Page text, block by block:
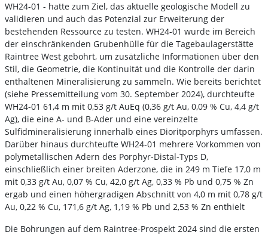
WH24-01 - hatte zum Ziel, das aktuelle geologische Modell zu
validieren und auch das Potenzial zur Erweiterung der
bestehenden Ressource zu testen. WH24-01 wurde im Bereich
der einschränkenden Grubenhülle für die Tagebaulagerstätte
Raintree West gebohrt, um zusätzliche Informationen über den
Stil, die Geometrie, die Kontinuität und die Kontrolle der darin
enthaltenen Mineralisierung zu sammeln. Wie bereits berichtet
(siehe Pressemitteilung vom 30. September 2024), durchteufte
WH24-01 61,4 m mit 0,53 g/t AuEq (0,36 g/t Au, 0,09 % Cu, 4,4 g/t
Ag), die eine A- und B-Ader und eine vereinzelte
Sulfidmineralisierung innerhalb eines Dioritporphyrs umfassen.
Darüber hinaus durchteufte WH24-01 mehrere Vorkommen von
polymetallischen Adern des Porphyr-Distal-Typs D,
einschließlich einer breiten Aderzone, die in 249 m Tiefe 17,0 m
mit 0,33 g/t Au, 0,07 % Cu, 42,0 g/t Ag, 0,33 % Pb und 0,75 % Zn
ergab und einen höhergradigen Abschnitt von 4,0 m mit 0,78 g/t
Au, 0,22 % Cu, 171,6 g/t Ag, 1,19 % Pb und 2,53 % Zn enthielt
Die Bohrungen auf dem Raintree-Prospekt 2024 sind die ersten